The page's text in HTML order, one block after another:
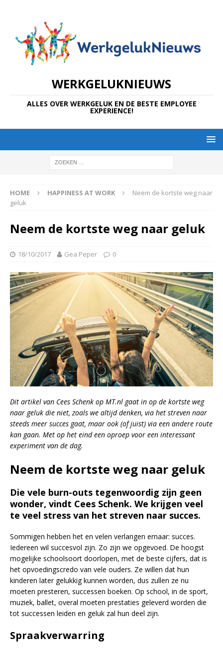
WERKGELUKNIEUWS
ALLES OVER WERKGELUK EN DE BESTE EMPLOYEE
EXPERIENCE!
HOME HAPPINESS AT WORK
Neem de kortste weg naar
geluk
Neem de kortste weg naar geluk
18/10/2017 Gea Peper 0
Dit artikel van Cees Schenk op MT.nl gaat in op de kortste weg
naar geluk die niet, zoals we altijd denken, via het streven naar
steeds meer succes gaat, maar ook (of juist) via een andere route
kan gaan. Met op het eind een oproep voor een interessant
experiment van de dag.
Neem de kortste weg naar geluk
Die vele burn-outs tegenwoordig zijn geen
wonder, vindt Cees Schenk. We krijgen veel
te veel stress van het streven naar succes.
Sommigen hebben het en velen verlangen ernaar: succes.
Iedereen wil succesvol zijn. Zo zijn we opgevoed. De hoogst
mogelijke schoolsoort doorlopen, met de beste cijfers, dat is
het opvoedingscredo van vele ouders. Ze willen dat hun
kinderen later gelukkig kunnen worden, dus zullen ze nu
moeten presteren, successen boeken. Op school, in de sport,
muziek, ballet, overal moeten prestaties geleverd worden die
tot successen leiden en geluk zal hun deel zijn.
Spraakverwarring